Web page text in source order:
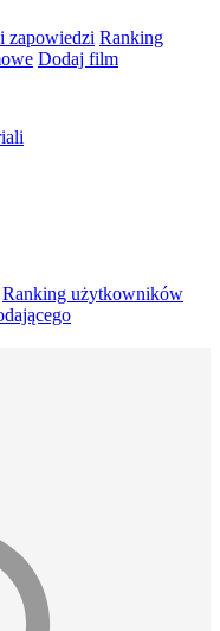
zapowiedzi Ranking
Dodaj film
Ranking użytkowników